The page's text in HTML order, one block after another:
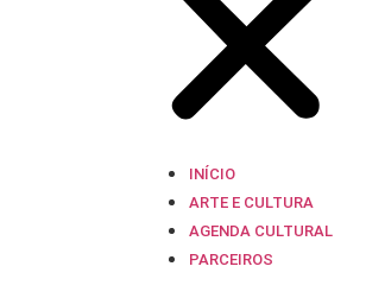
INÍCIO
ARTE E CULTURA
AGENDA CULTURAL
PARCEIROS